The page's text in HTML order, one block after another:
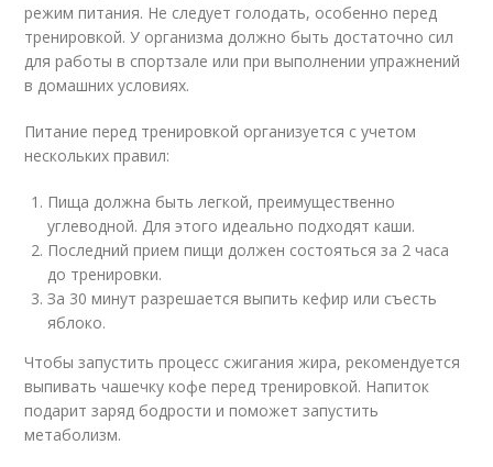
режим питания. Не следует голодать, особенно перед
тренировкой. У организма должно быть достаточно сил
для работы в спортзале или при выполнении упражнений
в домашних условиях.
Питание перед тренировкой организуется с учетом
нескольких правил:
Пища должна быть легкой, преимущественно
углеводной. Для этого идеально подходят каши.
Последний прием пищи должен состояться за 2 часа
до тренировки.
За 30 минут разрешается выпить кефир или съесть
яблоко.
Чтобы запустить процесс сжигания жира, рекомендуется
выпивать чашечку кофе перед тренировкой. Напиток
подарит заряд бодрости и поможет запустить
метаболизм.